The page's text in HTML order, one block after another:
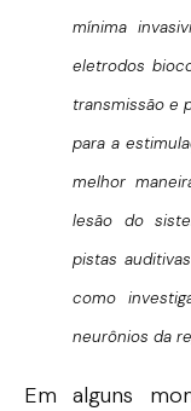
mínima
eletrodos
transmissão e
para a
melhor
lesão do
pistas
como
neurônios da
Em alguns